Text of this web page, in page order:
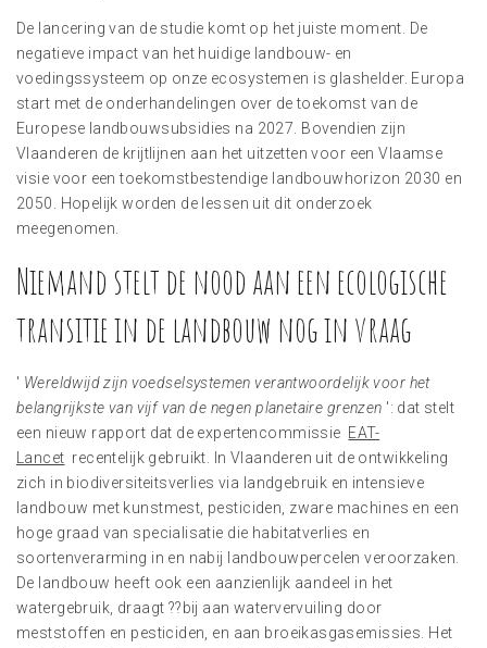
De lancering van de studie komt op het juiste moment. De
negatieve impact van het huidige landbouw- en
voedingssysteem op onze ecosystemen is glashelder. Europa
start met de onderhandelingen over de toekomst van de
Europese landbouwsubsidies na 2027. Bovendien zijn
Vlaanderen de krijtlijnen aan het uitzetten voor een Vlaamse
visie voor een toekomstbestendige landbouwhorizon 2030 en
2050. Hopelijk worden de lessen uit dit onderzoek
meegenomen.
Niemand stelt de nood aan een ecologische
transitie in de landbouw nog in vraag
' Wereldwijd zijn voedselsystemen verantwoordelijk voor het
belangrijkste van vijf van de negen planetaire grenzen ': dat stelt
een nieuw rapport dat de expertencommissie EAT-
Lancet recentelijk gebruikt. In Vlaanderen uit de ontwikkeling
zich in biodiversiteitsverlies via landgebruik en intensieve
landbouw met kunstmest, pesticiden, zware machines en een
hoge graad van specialisatie die habitatverlies en
soortenverarming in en nabij landbouwpercelen veroorzaken.
De landbouw heeft ook een aanzienlijk aandeel in het
watergebruik, draagt ??bij aan watervervuiling door
meststoffen en pesticiden, en aan broeikasgasemissies. Het